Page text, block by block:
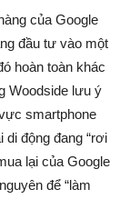
của Google
đầu tư vào một
hoàn toàn khác
Woodside lưu ý
smartphone
di động đang “rơi
lại của Google
để “làm